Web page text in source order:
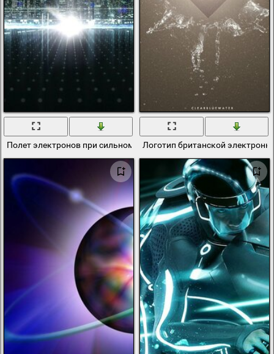
Полет электронов при сильном увеличенииЛоготип британской